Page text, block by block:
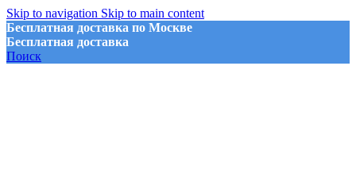
Skip to navigation Skip to main content
Бесплатная доставка по Москве
Бесплатная доставка
Поиск